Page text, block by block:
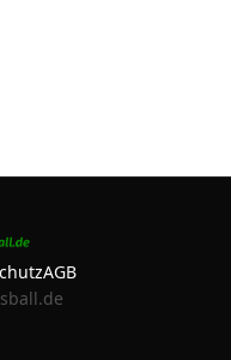
AGB